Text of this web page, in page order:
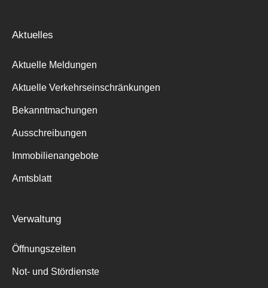
Aktuelles
Aktuelle Meldungen
Aktuelle Verkehrseinschränkungen
Bekanntmachungen
Ausschreibungen
Immobilienangebote
Amtsblatt
Verwaltung
Öffnungszeiten
Not- und Stördienste